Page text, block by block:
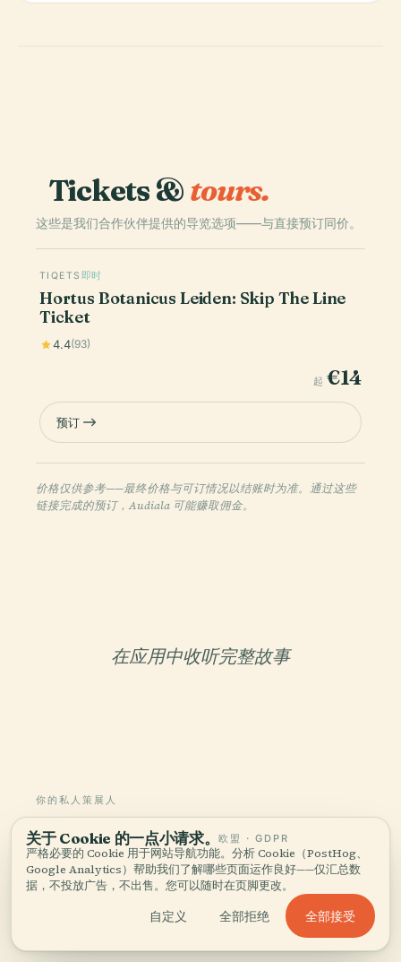
Tickets &tours.
这些是我们合作伙伴提供的导览选项——与直接预订同价。
TIQETS 即时
Hortus Botanicus Leiden: Skip The Line
Ticket
4.4(93)
起 €14
预订
价格仅供参考——最终价格与可订情况以结账时为准。通过这些
链接完成的预订，Audiala 可能赚取佣金。
在应用中收听完整故事
你的私人策展人
整座莱顿植物园，
娓娓道来。
覆盖96个国家1,100多个城市的语音导览。历史、故
事与本地见闻——离线可用。
关于 Cookie 的一点小请求。欧盟 · GDPR
严格必要的 Cookie 用于网站导航功能。分析 Cookie（PostHog、
Google Analytics）帮助我们了解哪些页面运作良好——仅汇总数
据，不投放广告，不出售。您可以随时在页脚更改。
自定义 全部拒绝 全部接受